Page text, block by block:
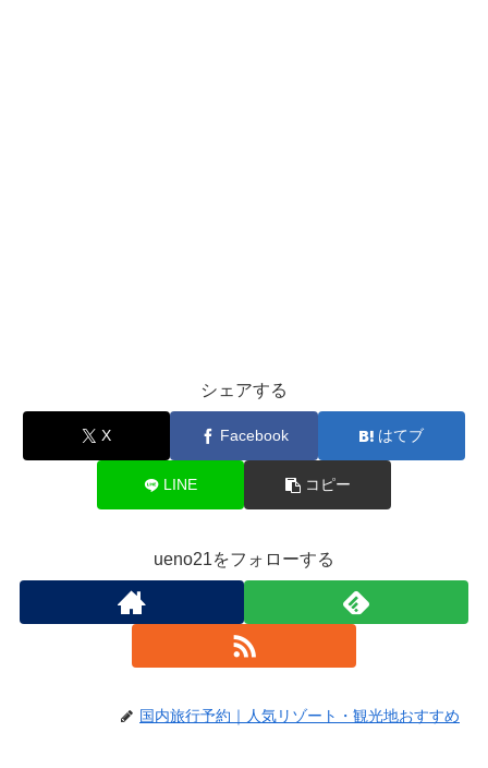
シェアする
X Facebook はてブ
LINE コピー
ueno21をフォローする
国内旅行予約｜人気リゾート・観光地おすすめ